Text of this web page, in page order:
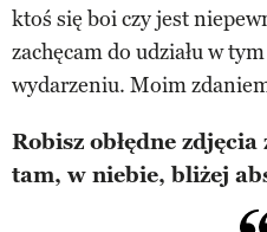
ktoś się boi czy jest
zachęcam do udziału w
wydarzeniu. Moim
Robisz obłędne
tam, w niebie, bliżej